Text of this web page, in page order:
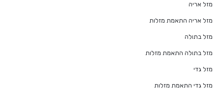
מזל אריה
מזל אריה התאמת מזלות
מזל בתולה
מזל בתולה התאמת מזלות
מזל גדי
מזל גדי התאמת מזלות